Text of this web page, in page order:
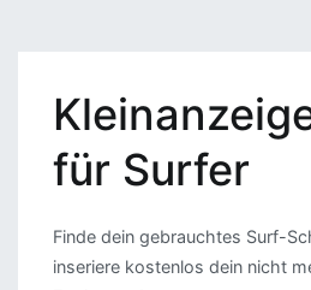
für Surfer
Finde dein gebrauchtes Surf-
inseriere kostenlos dein nicht